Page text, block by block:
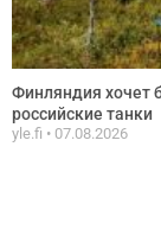
Финляндия хочет
российские танки
yle.fi 07.08.2026